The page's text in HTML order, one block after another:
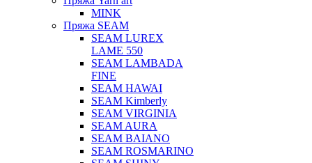
MINK
Пряжа SEAM
SEAM LUREX
LAME 550
SEAM LAMBADA
FINE
SEAM HAWAI
SEAM Kimberly
SEAM VIRGINIA
SEAM AURA
SEAM BAIANO
SEAM ROSMARINO